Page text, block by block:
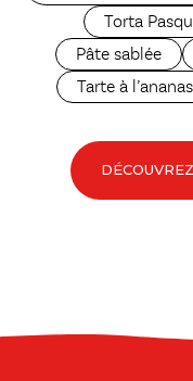
Torta
Pâte sablée
Tarte à l’ananas